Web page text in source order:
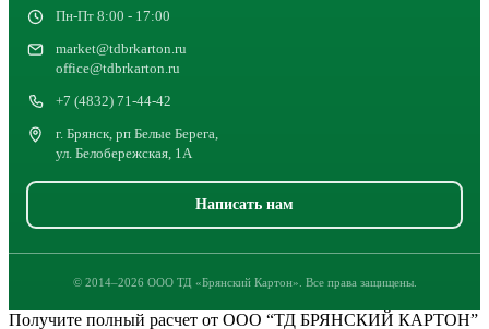
Пн-Пт 8:00 - 17:00
market@tdbrkarton.ru
office@tdbrkarton.ru
+7 (4832) 71-44-42
г. Брянск, рп Белые Берега,
ул. Белобережская, 1А
Написать нам
© 2014–2026 ООО ТД «Брянский Картон». Все права защищены.
Получите полный расчет от ООО “ТД БРЯНСКИЙ КАРТОН”